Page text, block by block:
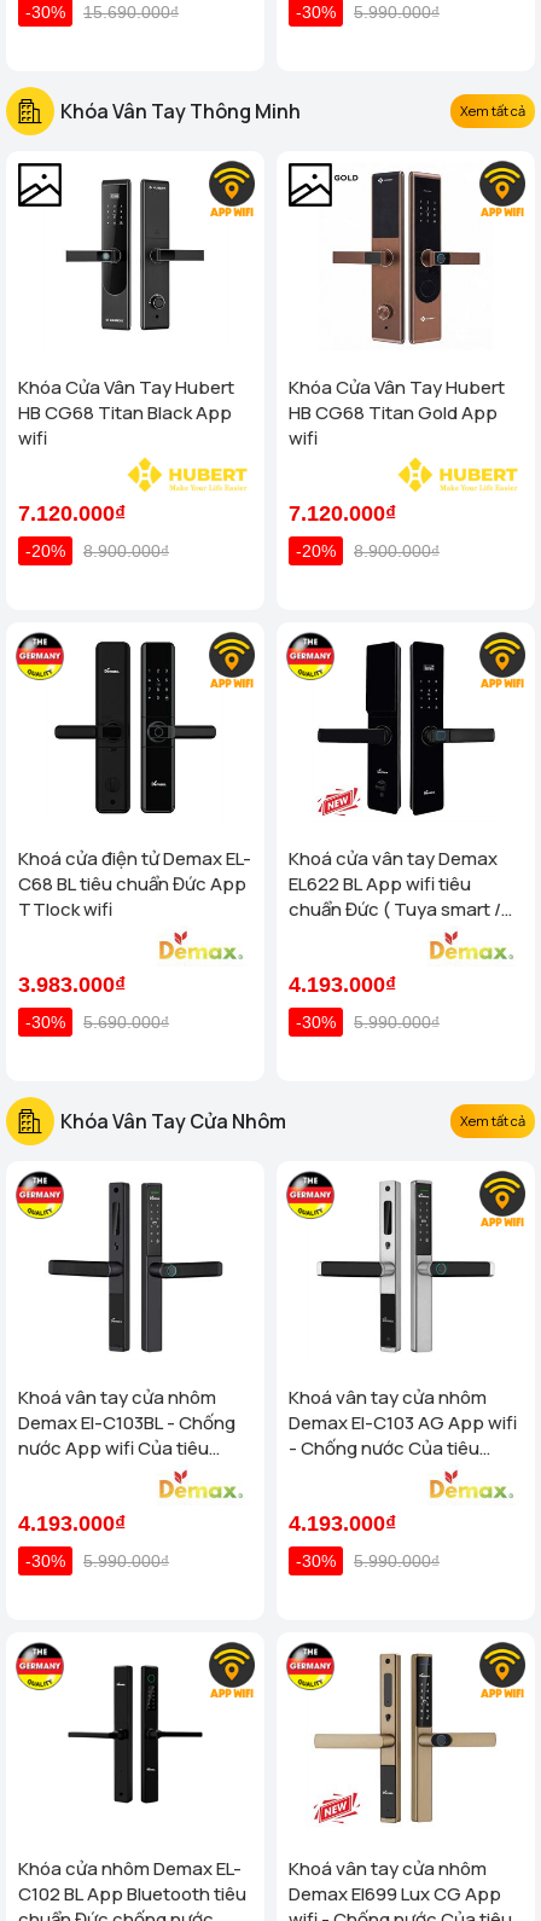
-30% 15.690.000₫ -30% 5.990.000₫
Khóa Vân Tay Thông Minh Xem tất cả
Khóa Cửa Vân Tay Hubert
HB CG68 Titan Black App
wifi
7.120.000₫
-20% 8.900.000₫
Khóa Cửa Vân Tay Hubert
HB CG68 Titan Gold App
wifi
7.120.000₫
-20% 8.900.000₫
Khoá cửa điện tử Demax EL-
C68 BL tiêu chuẩn Đức App
TTlock wifi
3.983.000₫
-30% 5.690.000₫
Khoá cửa vân tay Demax
EL622 BL App wifi tiêu
chuẩn Đức ( Tuya smart /
4.193.000₫
-30% 5.990.000₫
Khóa Vân Tay Cửa Nhôm Xem tất cả
Khoá vân tay cửa nhôm
Demax El-C103BL - Chống
nước App wifi Của tiêu
4.193.000₫
-30% 5.990.000₫
Khoá vân tay cửa nhôm
Demax El-C103 AG App wifi
- Chống nước Của tiêu
4.193.000₫
-30% 5.990.000₫
Khóa cửa nhôm Demax EL-
C102 BL App Bluetooth tiêu
Khoá vân tay cửa nhôm
Demax El699 Lux CG App